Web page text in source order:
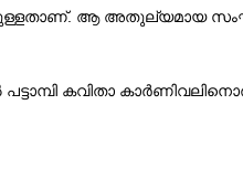
ആ അതുല്യമായ
കവിതാ